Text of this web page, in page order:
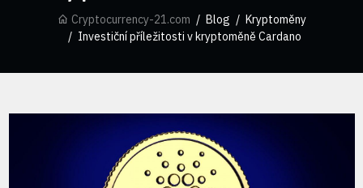
Cryptocurrency-21.com Blog
Kryptoměny
Investiční příležitosti v kryptoměně Cardano